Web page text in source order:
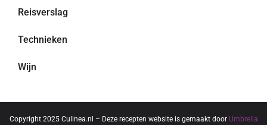
Reisverslag
Technieken
Wijn
Copyright 2025 Culinea.nl – Deze recepten website is gemaakt door Umbrella